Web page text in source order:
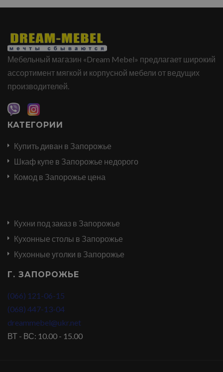
Мебельный магазин «Dream Mebel» предлагает широкий
ассортимент мягкой и корпусной мебели от ведущих
производителей.
КАТЕГОРИИ
Купить диван в Запорожье
Шкаф купе в Запорожье недорого
Комод в Запорожье цена
Кухни под заказ в Запорожье
Кухонные столы в Запорожье
Кухонные уголки в Запорожье
Г. ЗАПОРОЖЬЕ
(066) 121-06-15
(068) 447-13-04
dreammebel@ukr.net
ВТ - ВС: 10.00 - 15.00